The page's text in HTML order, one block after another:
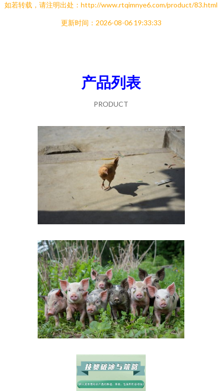
如若转载，请注明出处：http://www.rtqimnye6.com/product/83.html
更新时间：2026-08-06 19:33:33
产品列表
PRODUCT